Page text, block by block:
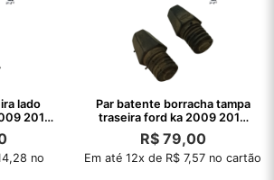
lado
2010
no
Par batente borracha tampa
traseira ford ka 2009 2010
2011
R$79,00
Em até 12x de R$ 7,57 no cartão